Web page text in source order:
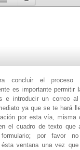
concluir el proceso
es importante permitir
e introducir un correo
ya que se te hará
por esta vía, misma
el cuadro de texto que
por favor
ésta ventana una vez